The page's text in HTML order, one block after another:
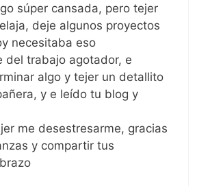
súper cansada, pero tejer
deje algunos proyectos
necesitaba eso
del trabajo agotador, e
algo y tejer un detallito
y e leído tu blog y
me desestresarme, gracias
y compartir tus